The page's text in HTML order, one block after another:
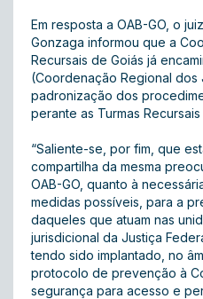
Em resposta a OAB-GO, o
Gonzaga informou que a
Recursais de Goiás já
(Coordenação Regional dos
padronização dos
perante as Turmas
“Saliente-se, por fim, que
compartilha da mesma
OAB-GO, quanto à
medidas possíveis, para a
daqueles que atuam nas
jurisdicional da Justiça
tendo sido implantado, no
protocolo de prevenção à
segurança para acesso e